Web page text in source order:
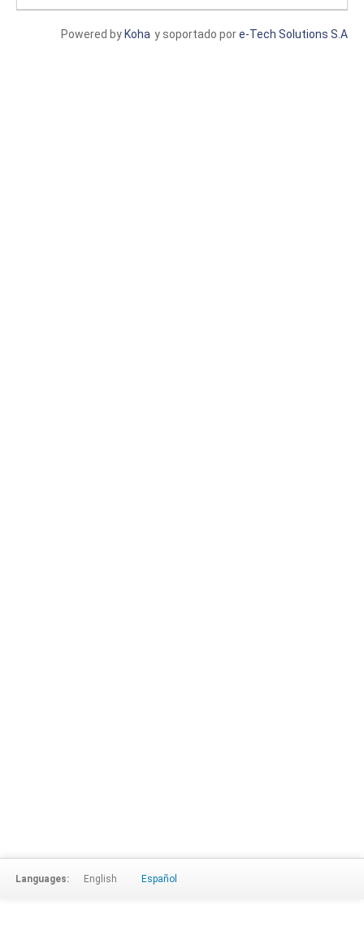
y soportado pore-Tech Solutions S.A
Powered by Koha
Languages: English Español